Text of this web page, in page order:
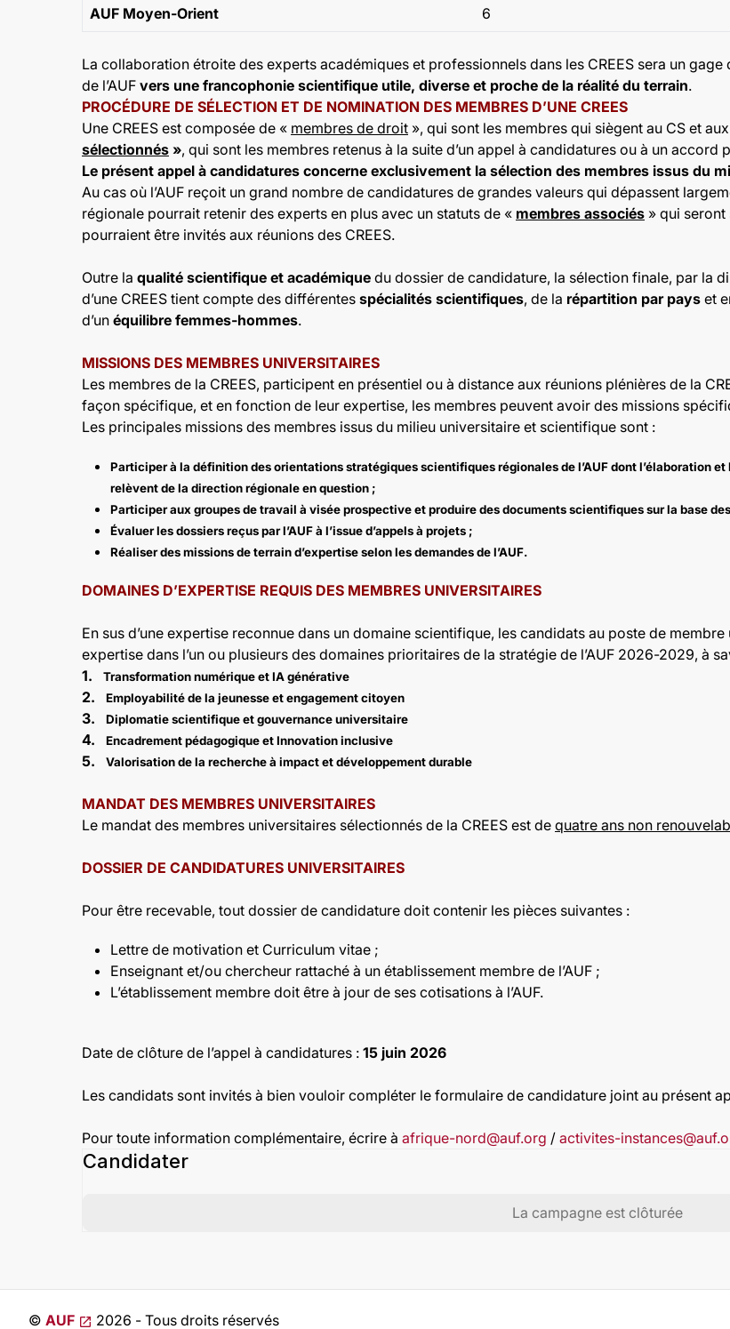
AUF Moyen-Orient
6
La collaboration étroite des experts académiques et professionnels dans les CREES sera un
de l’AUF vers une francophonie scientifique utile, diverse et proche de la réalité du terrain.
PROCÉDURE DE SÉLECTION ET DE NOMINATION DES MEMBRES D’UNE CREES
Une CREES est composée de « membres de droit », qui sont les membres qui siègent au CS et
sélectionnés », qui sont les membres retenus à la suite d’un appel à candidatures ou à un accord
Le présent appel à candidatures concerne exclusivement la sélection des membres issus du
Au cas où l’AUF reçoit un grand nombre de candidatures de grandes valeurs qui dépassent
régionale pourrait retenir des experts en plus avec un statuts de « membres associés » qui
pourraient être invités aux réunions des CREES.
Outre la qualité scientifique et académique du dossier de candidature, la sélection finale, par la
d’une CREES tient compte des différentes spécialités scientifiques, de la répartition par pays et
d’un équilibre femmes-hommes.
MISSIONS DES MEMBRES UNIVERSITAIRES
Les membres de la CREES, participent en présentiel ou à distance aux réunions plénières de la
façon spécifique, et en fonction de leur expertise, les membres peuvent avoir des missions
Les principales missions des membres issus du milieu universitaire et scientifique sont :
Participer à la définition des orientations stratégiques scientifiques régionales de l’AUF dont l’élaboration
relèvent de la direction régionale en question ;
Participer aux groupes de travail à visée prospective et produire des documents scientifiques sur la base
Évaluer les dossiers reçus par l’AUF à l’issue d’appels à projets ;
Réaliser des missions de terrain d’expertise selon les demandes de l’AUF.
DOMAINES D’EXPERTISE REQUIS DES MEMBRES UNIVERSITAIRES
En sus d’une expertise reconnue dans un domaine scientifique, les candidats au poste de
expertise dans l’un ou plusieurs des domaines prioritaires de la stratégie de l’AUF 2026-2029, à
1.
Transformation numérique et IA générative
2. Employabilité de la jeunesse et engagement citoyen
3. Diplomatie scientifique et gouvernance universitaire
4. Encadrement pédagogique et Innovation inclusive
5. Valorisation de la recherche à impact et développement durable
MANDAT DES MEMBRES UNIVERSITAIRES
Le mandat des membres universitaires sélectionnés de la CREES est de quatre ans non
DOSSIER DE CANDIDATURES UNIVERSITAIRES
Pour être recevable, tout dossier de candidature doit contenir les pièces suivantes :
Lettre de motivation et Curriculum vitae ;
Enseignant et/ou chercheur rattaché à un établissement membre de l’AUF ;
L’établissement membre doit être à jour de ses cotisations à l’AUF.
Date de clôture de l’appel à candidatures : 15 juin 2026
Les candidats sont invités à bien vouloir compléter le formulaire de candidature joint au présent
Pour toute information complémentaire, écrire à afrique-nord@auf.org / activites-
Candidater
La campagne est clôturée
© AUF 2026 - Tous droits réservés